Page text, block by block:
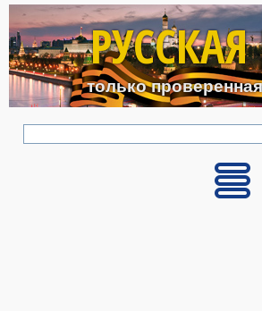
только